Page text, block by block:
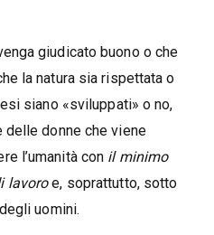
giudicato buono o che
la natura sia rispettata o
siano «sviluppati» o no,
delle donne che viene
l’umanità con il minimo
lavoroe, soprattutto, sotto
uomini.